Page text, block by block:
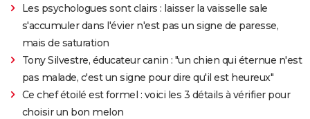
Les psychologues sont clairs : laisser la vaisselle sale
s'accumuler dans l'évier n'est pas un signe de paresse,
mais de saturation
Tony Silvestre, éducateur canin : "un chien qui éternue n'est
pas malade, c'est un signe pour dire qu'il est heureux"
Ce chef étoilé est formel : voici les 3 détails à vérifier pour
choisir un bon melon